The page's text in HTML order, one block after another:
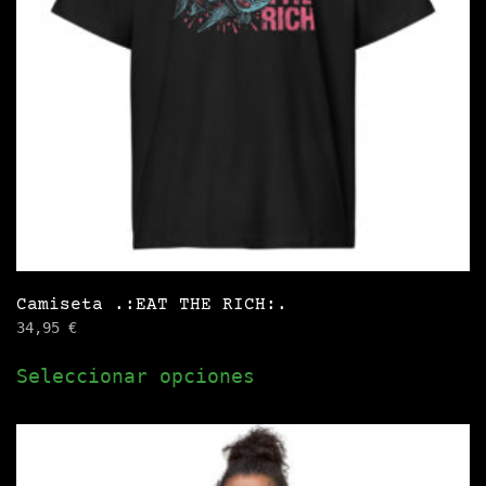
elegir
Camiseta .:EAT THE RICH:.
34,95 €
Seleccionar opciones
múltiples
variantes.